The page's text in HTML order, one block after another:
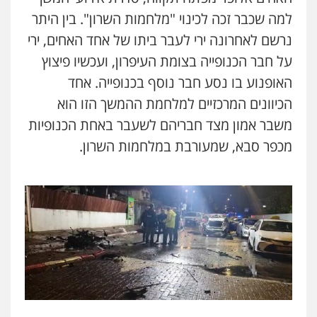
0542255161
גל דהן – משרד עורך דין פלילי
פלילי פשיעה חמורה סמים מעצרים
וחקירות
0544723840
עו"ד ראוף נג'אר
עורכי דין לענייני אסירים
סמים רכוש
עו"ד אלון ארז
פלילי צבאי סמים אלימות במשפחה צווארון
לבן
0507368203
שחר לדובסקי, עו"ד
פלילי מעצרים וחקירות עבירות המתה עורכי
למה שכבר זכה לכינוי "מלחמות השרון". בין היתר
נרשם לאחרונה ירי לעבר ביתו של אחד האחים, ירי
על חבר הכנופייה בצומת העיפרון, ועכשיו פיצוץ
האופנוע בו נסע חבר נוסף בכנופייה. אחד
הכיוונים המרכזיים למלחמת ההמשך הזו הוא
משבר אמון מצד חבריהם לשעבר באחת הכנופיות
מכפר סבא, שמעורבת במלחמות השרון.